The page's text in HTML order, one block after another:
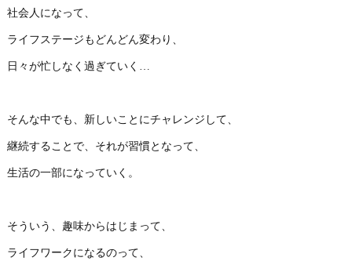
社会人になって、
ライフステージもどんどん変わり、
日々が忙しなく過ぎていく…
そんな中でも、新しいことにチャレンジして、
継続することで、それが習慣となって、
生活の一部になっていく。
そういう、趣味からはじまって、
ライフワークになるのって、